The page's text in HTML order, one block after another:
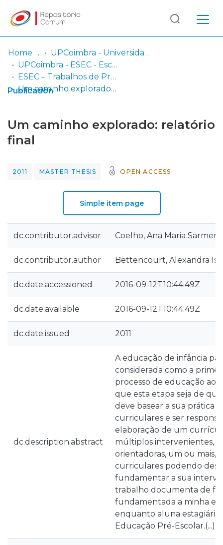
Communities
& Collections
Log
In
(current)
Home
UPCoimbra - Universidade Politécnica de Coimbra
UPCoimbra - ESEC - Escola Superior de Educação de Coimbra
ESEC – Trabalhos de Projeto | Relatórios de Estágio | Projetos de Investigação
Um caminho explorado: relatório final
Publication
Um caminho explorado: relatório
final
2011 MASTER THESIS OPEN ACCESS
Simple item page
dc.contributor.advisor Coelho, Ana Maria
dc.contributor.author Bettencourt, Alexandra
dc.date.accessioned 2016-09-12T10:44:49Z
dc.date.available 2016-09-12T10:44:49Z
dc.date.issued 2011
dc.description.abstract
A educação de infância
considerada como a
processo de educação ao
que esta etapa seja de
deve basear a sua prática
curriculares e ser
elaboração de um
múltiplos intervenientes,
orientadoras, um ou mais,
curriculares podendo
fundamentar a sua
trabalho documenta de
fundamentada a minha
enquanto aluna estagiária
Educação Pré-Escolar.(...)